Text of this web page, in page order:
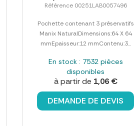
Référence 00251LAB0057496
Pochette contenant 3 préservatifs
Manix NaturalDimensions:64 X 64
mmEpaisseur:12 mmContenu:3...
En stock : 7532 pièces
disponibles
à partir de 1,06 €
DEMANDE DE DEVIS